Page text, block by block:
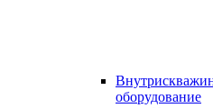
оборудование